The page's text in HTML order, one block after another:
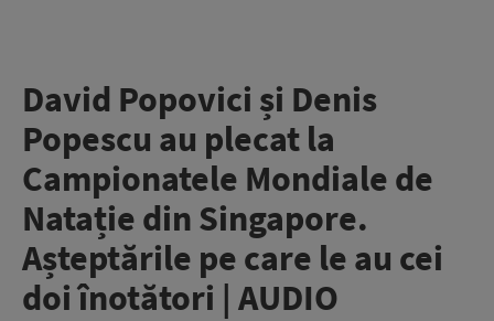
David Popovici și Denis
Popescu au plecat la
Campionatele Mondiale de
Natație din Singapore.
Așteptările pe care le au cei
doi înotători | AUDIO